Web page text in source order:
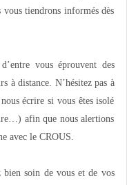
vous tiendrons informés dès
vous éprouvent des
à distance. N’hésitez pas à
écrire si vous êtes isolé
afin que nous alertions
avec le CROUS.
bien soin de vous et de vos